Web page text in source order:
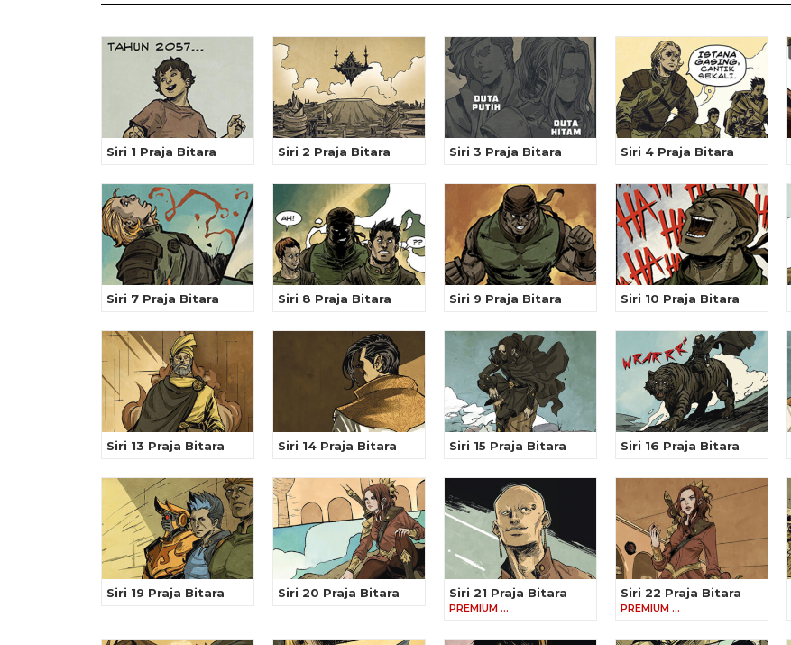
Siri 1 Praja Bitara Siri 2 Praja Bitara Siri 3 Praja Bitara Siri 4 Praja Bitara
Siri 7 Praja Bitara Siri 8 Praja Bitara Siri 9 Praja Bitara Siri 10 Praja Bitara
Siri 13 Praja Bitara Siri 14 Praja Bitara Siri 15 Praja Bitara Siri 16 Praja Bitara
Siri 19 Praja Bitara Siri 20 Praja Bitara Siri 21 Praja Bitara
PREMIUM …
Siri 22 Praja Bitara
PREMIUM …